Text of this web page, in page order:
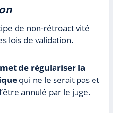
de non-rétroactivité
lois de validation.
de régulariser la
qui ne le serait pas et
annulé par le juge.